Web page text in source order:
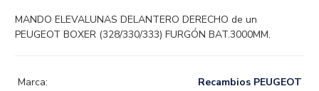
MANDO ELEVALUNAS DELANTERO DERECHO de un
PEUGEOT BOXER (328/330/333) FURGÓN BAT.3000MM.
Marca:
Recambios PEUGEOT